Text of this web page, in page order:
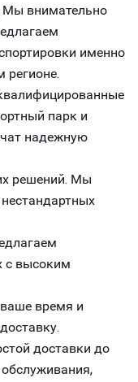
Мы внимательно
именно
регионе.
парк и
надежную
решений. Мы
с высоким
время и
доставки до
обслуживания,